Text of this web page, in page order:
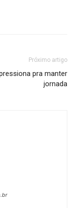
Próximo artigo
pra manter
jornada